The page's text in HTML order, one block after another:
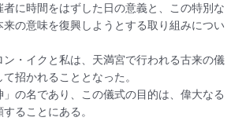
に時間をはずした日の意義と、この特別な
来の意味を復興しようとする取り組みについ
ン・イクと私は、天満宮で行われる古来の儀
招かれることとなった。
の名であり、この儀式の目的は、偉大なる
ることにある。